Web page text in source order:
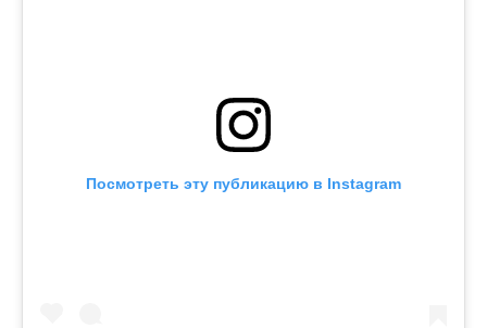
Посмотреть эту публикацию в Instagram